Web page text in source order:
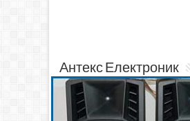
Антекс Електроник